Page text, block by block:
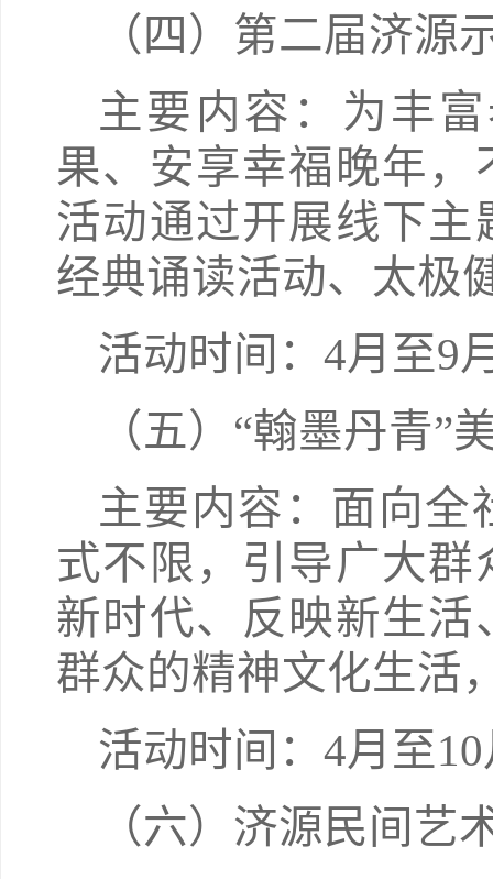
（四）第二届济源
主要内容：为丰
果、安享幸福晚年
活动通过开展线下
经典诵读活动、太极
活动时间：4月至9
（五）“翰墨丹青”
主要内容：面向全
式不限，引导广大
新时代、反映新生
群众的精神文化生活
活动时间：4月至
（六）济源民间艺